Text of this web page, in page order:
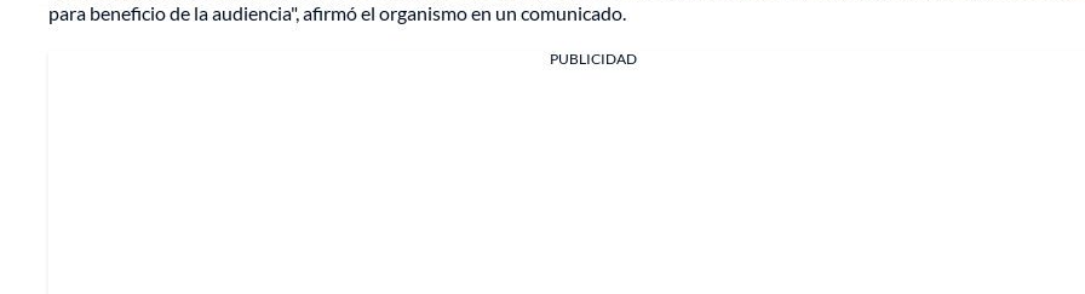
para beneficio de la audiencia", afirmó el organismo en un comunicado.
PUBLICIDAD